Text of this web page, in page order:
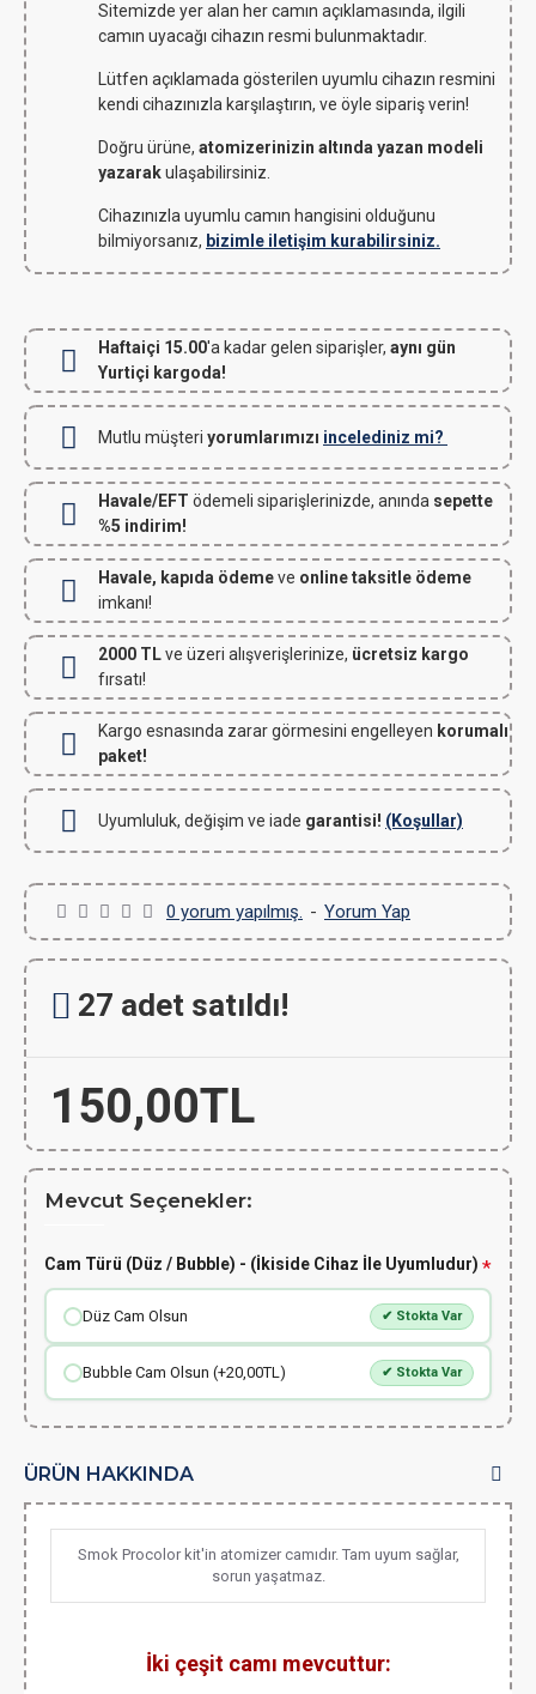
Sitemizde yer alan her camın açıklamasında, ilgili
camın uyacağı cihazın resmi bulunmaktadır.
Lütfen açıklamada gösterilen uyumlu cihazın resmini
kendi cihazınızla karşılaştırın, ve öyle sipariş verin!
Doğru ürüne, atomizerinizin altında yazan modeli
yazarakulaşabilirsiniz.
Cihazınızla uyumlu camın hangisini olduğunu
bilmiyorsanız, bizimle iletişim kurabilirsiniz.
Haftaiçi 15.00'a kadar gelen siparişler, aynı gün
Yurtiçi kargoda!
Mutlu müşteri yorumlarımızı incelediniz mi?
Havale/EFT ödemeli siparişlerinizde, anında sepette
%5 indirim!
Havale, kapıda ödemeve online taksitle ödeme
imkanı!
2000 TLve üzeri alışverişlerinize, ücretsiz kargo
fırsatı!
Kargo esnasında zarar görmesini engelleyen korumalı
paket!
Uyumluluk, değişim ve iade garantisi! (Koşullar)
0 yorum yapılmış. - Yorum Yap
150,00TL
27 adet satıldı!
Mevcut Seçenekler:
Cam Türü (Düz / Bubble) - (İkiside Cihaz İle Uyumludur)
Düz Cam Olsun ✔ Stokta Var
Bubble Cam Olsun (+20,00TL) ✔ Stokta Var
ÜRÜN HAKKINDA
Smok Procolor kit'in atomizer camıdır. Tam uyum sağlar,
sorun yaşatmaz.
İki çeşit camı mevcuttur: